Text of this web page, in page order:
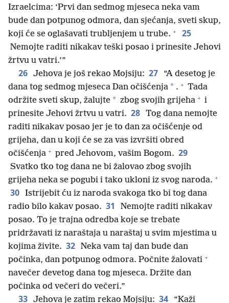
Izraelcima: ‘Prvi dan sedmog mjeseca neka vam
bude dan potpunog odmora, dan sjećanja, sveti skup,
koji će se oglašavati trubljenjem u trube. + 25
Nemojte raditi nikakav teški posao i prinesite Jehovi
žrtvu u vatri.’”
26 Jehova je još rekao Mojsiju: 27
“A desetog je
dana tog sedmog mjeseca Dan očišćenja * . + Tada
održite sveti skup, žalujte * zbog svojih grijeha + i
prinesite Jehovi žrtvu u vatri. 28 Tog dana nemojte
raditi nikakav posao jer je to dan za očišćenje od
grijeha, dan u koji će se za vas izvršiti obred
očišćenja + pred Jehovom, vašim Bogom. 29
Svatko tko tog dana ne bi žalovao zbog svojih
grijeha neka se pogubi i tako ukloni iz svog naroda. +
30 Istrijebit ću iz naroda svakoga tko bi tog dana
radio bilo kakav posao. 31
Nemojte raditi nikakav
posao. To je trajna odredba koje se trebate
pridržavati iz naraštaja u naraštaj u svim mjestima u
kojima živite. 32 Neka vam taj dan bude dan
počinka, dan potpunog odmora. Počnite žalovati +
navečer devetog dana tog mjeseca. Držite dan
počinka od večeri do večeri.”
33 Jehova je zatim rekao Mojsiju: 34 “Kaži